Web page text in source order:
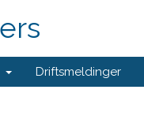
Driftsmeldinger